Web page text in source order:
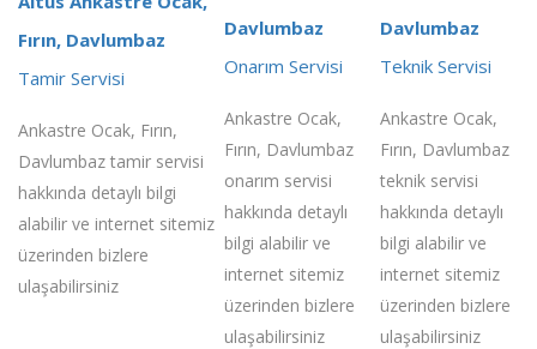
Fırın, Davlumbaz
Tamir Servisi
Ankastre Ocak, Fırın,
Davlumbaz tamir servisi
hakkında detaylı bilgi
alabilir ve internet sitemiz
üzerinden bizlere
ulaşabilirsiniz
Davlumbaz
Onarım Servisi
Ankastre Ocak,
Fırın, Davlumbaz
onarım servisi
hakkında detaylı
bilgi alabilir ve
internet sitemiz
üzerinden bizlere
ulaşabilirsiniz
Davlumbaz
Teknik Servisi
Ankastre Ocak,
Fırın, Davlumbaz
teknik servisi
hakkında detaylı
bilgi alabilir ve
internet sitemiz
üzerinden bizlere
ulaşabilirsiniz